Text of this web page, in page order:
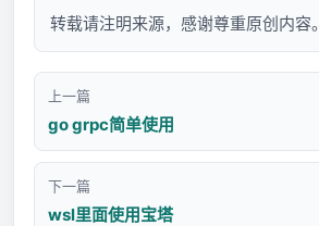
转载请注明来源，感谢尊重原创内容。
上一篇
go grpc简单使用
下一篇
wsl里面使用宝塔